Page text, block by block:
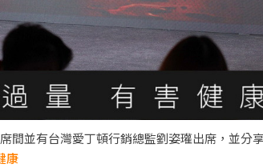
間並有台灣愛丁頓行銷總監劉姿瓘出席，並分
康